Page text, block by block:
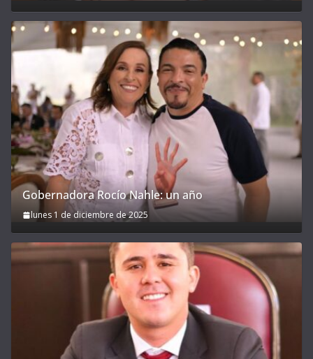
Gobernadora Rocío Nahle: un año
lunes 1 de diciembre de 2025